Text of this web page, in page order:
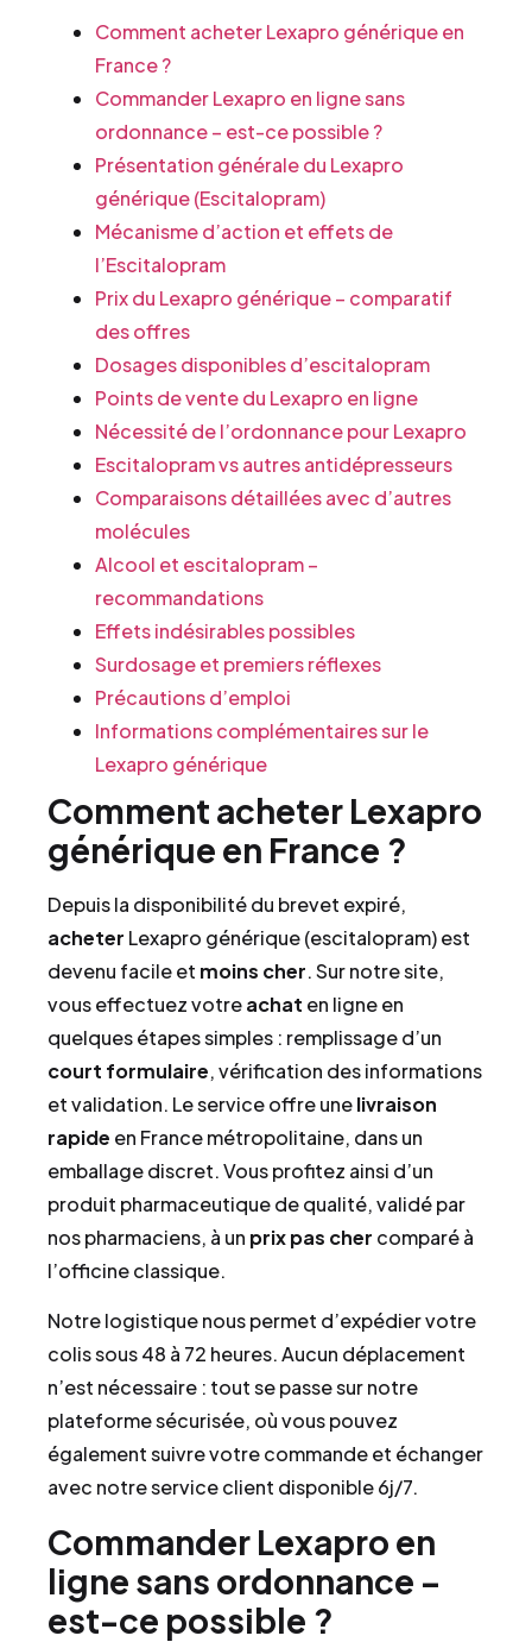
Comment acheter Lexapro générique en
France ?
Commander Lexapro en ligne sans
ordonnance – est-ce possible ?
Présentation générale du Lexapro
générique (Escitalopram)
Mécanisme d’action et effets de
l’Escitalopram
Prix du Lexapro générique – comparatif
des offres
Dosages disponibles d’escitalopram
Points de vente du Lexapro en ligne
Nécessité de l’ordonnance pour Lexapro
Escitalopram vs autres antidépresseurs
Comparaisons détaillées avec d’autres
molécules
Alcool et escitalopram –
recommandations
Effets indésirables possibles
Surdosage et premiers réflexes
Précautions d’emploi
Informations complémentaires sur le
Lexapro générique
Comment acheter Lexapro
générique en France ?
Depuis la disponibilité du brevet expiré,
acheter Lexapro générique (escitalopram) est
devenu facile et moins cher. Sur notre site,
vous effectuez votreachat en ligne en
quelques étapes simples : remplissage d’un
court formulaire, vérification des informations
et validation. Le service offre unelivraison
rapide en France métropolitaine, dans un
emballage discret. Vous profitez ainsi d’un
produit pharmaceutique de qualité, validé par
nos pharmaciens, à un prix pas cher comparé à
l’officine classique.
Notre logistique nous permet d’expédier votre
colis sous 48 à 72 heures. Aucun déplacement
n’est nécessaire : tout se passe sur notre
plateforme sécurisée, où vous pouvez
également suivre votre commande et échanger
avec notre service client disponible 6j/7.
Commander Lexapro en
ligne sans ordonnance –
est-ce possible ?